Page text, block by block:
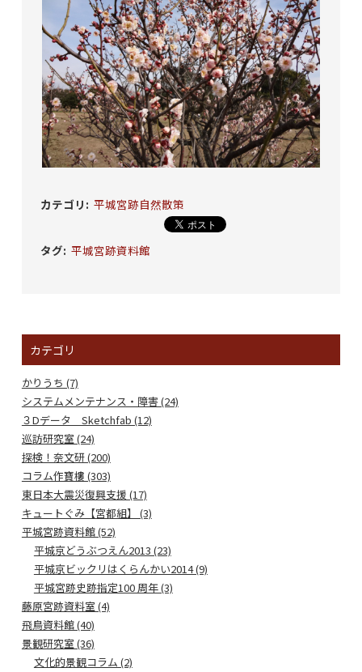
カテゴリ : 平城宮跡自然散策
タグ: 平城宮跡資料館
カテゴリ
かりうち (7)
システムメンテナンス・障害 (24)
３Dデータ Sketchfab (12)
巡訪研究室 (24)
探検！奈文研 (200)
コラム作寶樓 (303)
東日本大震災復興支援 (17)
キュートぐみ【宮都組】 (3)
平城宮跡資料館 (52)
平城京どうぶつえん2013 (23)
平城京ビックリはくらんかい2014 (9)
平城宮跡史跡指定100 周年 (3)
藤原宮跡資料室 (4)
飛鳥資料館 (40)
景観研究室 (36)
文化的景観コラム (2)